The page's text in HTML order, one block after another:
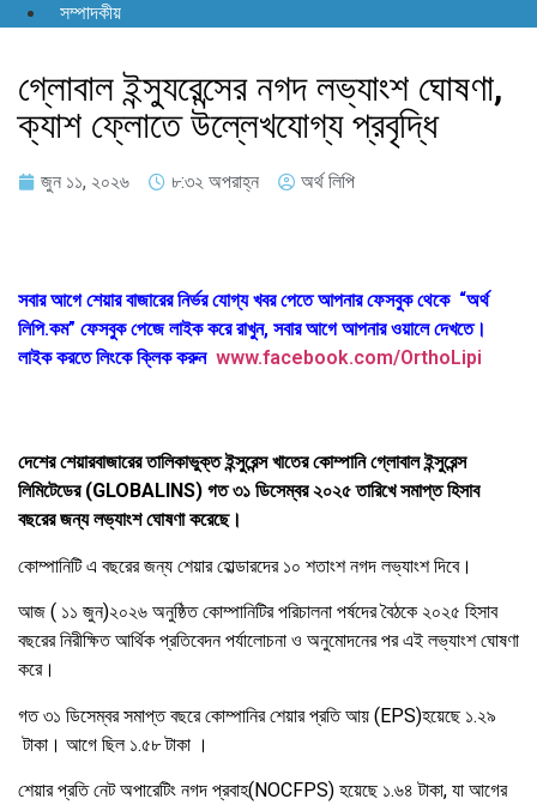
সম্পাদকীয়
গ্লোবাল ইন্স্যুরেন্সের নগদ লভ্যাংশ ঘোষণা,
ক্যাশ ফ্লোতে উল্লেখযোগ্য প্রবৃদ্ধি
জুন ১১, ২০২৬ ৮:৩২ অপরাহ্ন অর্থ লিপি
সবার আগে শেয়ার বাজারের নির্ভর যোগ্য খবর পেতে আপনার ফেসবুক থেকে “অর্থ
লিপি.কম” ফেসবুক পেজে লাইক করে রাখুন, সবার আগে আপনার ওয়ালে দেখতে।
লাইক করতে লিংকে ক্লিক করুন www.facebook.com/OrthoLipi
দেশের শেয়ারবাজারের তালিকাভুক্ত ইন্সুরেন্স খাতের কোম্পানি গ্লোবাল ইন্সুরেন্স
লিমিটেডের (GLOBALINS) গত ৩১ ডিসেম্বর ২০২৫ তারিখে সমাপ্ত হিসাব
বছরের জন্য লভ্যাংশ ঘোষণা করেছে।
কোম্পানিটি এ বছরের জন্য শেয়ার হোল্ডারদের ১০ শতাংশ নগদ লভ্যাংশ দিবে।
আজ ( ১১ জুন)২০২৬ অনুষ্ঠিত কোম্পানিটির পরিচালনা পর্ষদের বৈঠকে ২০২৫ হিসাব
বছরের নিরীক্ষিত আর্থিক প্রতিবেদন পর্যালোচনা ও অনুমোদনের পর এই লভ্যাংশ ঘোষণা
করে।
গত ৩১ ডিসেম্বর সমাপ্ত বছরে কোম্পানির শেয়ার প্রতি আয় (EPS)হয়েছে ১.২৯
টাকা। আগে ছিল ১.৫৮ টাকা ।
শেয়ার প্রতি নেট অপারেটিং নগদ প্রবাহ(NOCFPS) হয়েছে ১.৬৪ টাকা, যা আগের